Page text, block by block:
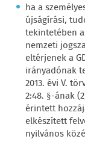
ha a
újságírási,
tekintetében
nemzeti
eltérjenek a
irányadónak
2013. évi V.
2:48. §-ának
érintett
elkészített
nyilvános